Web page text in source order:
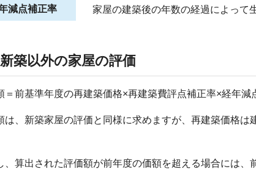
減点補正率 家屋の建築後の年数の経過によって
築以外の家屋の評価
前基準年度の再建築価格×再建築費評点補正率×経年減
、新築家屋の評価と同様に求めますが、再建築価格は
算出された評価額が前年度の価額を超える場合には、